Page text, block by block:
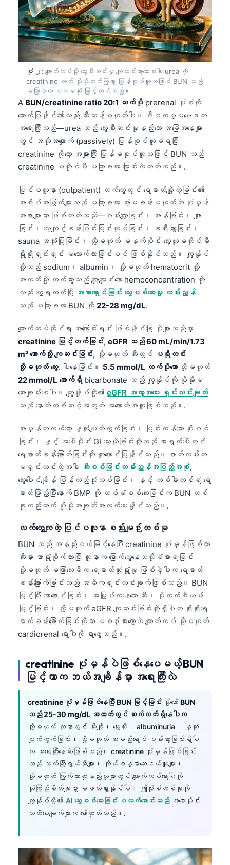
ပုံ ၂: ကျောက်ကပ်သို့ သွေးစီးဆင်းမှု ကျဆင်းသွားသောအခါ urea ကို
creatinine ထက် ပိုမိုတက်ကြွစွာ ပြန်စုပ်ယူသဖြင့် BUN သည်
မကြာခဏ ပထမဆုံး မြင့်တတ်သည်။.
A BUN/creatinine ratio 20:1 ထက်ပို prerenal ပုံစံကို
ထောက်ပြနိုင်သော်လည်း သီးသန့်မဟုတ်ပါ။ ဇီဝကမ္မဗေဒက
အရေးကြီးသည်—urea သည် သွေးစီးဆင်းမှုနည်းသော အခြေအနေများ
တွင် အလိုအလျောက် (passively) ပြန်စုပ်ယူခံရပြီး
creatinine ကိုတော့ အများကြီး ပြန်မစုပ်ယူသဖြင့် BUN သည်
creatinine မတိုင်မီ မကြာခဏ ပြောင်းလဲတတ်သည်။.
ပြင်ပလူနာ (outpatient) လက်တွေ့တွင် ရေဓာတ်ချို့တဲ့ခြင်း၏
အရိပ်အမြွက်များသည် မကြာခဏ အံ့မခန်းမဟုတ်ဘဲ ပုံမှန်
အရာများသာ ဖြစ်တတ်သည်—ဝမ်းလျှောခြင်း၊ အန်ခြင်း၊ ဖျား
ခြင်း၊ လေ့ကျင့်ခန်းပြင်းပြင်းလုပ်ခြင်း၊ ခရီးသွားခြင်း၊
sauna အသုံးပြုခြင်း၊ သို့မဟုတ် မနက်ပိုင်း သွေးယူမတိုင်မီ
ရိုးရိုးရှင်းရှင်း မသောက်ထားခြင်းပင် ဖြစ်နိုင်သည်။ ကျွန်ုပ်
တို့သည် sodium၊ albumin၊ သို့မဟုတ် hematocrit တို့
အထက်သို့ တက်သွားသည့် ပျော့ပျောင်းသော hemoconcentration ကို
လည်း တွေ့ရတတ်ပြီး အစာရှောင်ခြင်း သွေးစစ်ဆေးမှု လမ်းညွှန်
သည် မကြာခဏ BUN ကို 22-28 mg/dL.
ကျောက်ကပ်ဆိုင်ရာ အကြောင်းရင်း ဖြစ်နိုင်ခြေ ပိုများသည်မှာ
creatinine မြင့်တက်ခြင်း, eGFR သည် 60 mL/min/1.73
m² အောက်သို့ ကျဆင်းခြင်း, သို့မဟုတ် ဆီးတွင် ပရိုတင်း
သို့မဟုတ် သွေး. ပါနေခြင်း။ 5.5 mmol/L ထက်ပိုသောသို့မဟုတ်
22 mmol/L အောက်ရှိ bicarbonate သည် ကျွန်ုပ်ကို ပိုမိုမ
အေးချမ်းစေပါ။ ကျွန်ုပ်တို့၏ eGFR အကွာအဝေး ရှင်းလင်းချက်
သည် နောက်တစ်ဆင့်အတွက် အထောက်အကူဖြစ်သည်။.
အမှန်တကယ်တော့ နှလုံးပျက်ကွက်ခြင်း၊ ပြင်းထန်သော ပိုးဝင်
ခြင်း၊ နှင့် အပေါ်ပိုင်း GI သွေးယိုခြင်းတို့သည် စာရွက်ပေါ်တွင်
ရေဓာတ်ခန်းခြောက်ခြင်းကို တူယောင်ပြနိုင်သည်။ ဇာတ်လမ်းက
မရှင်းလင်းတဲ့အခါ ဆီးစစ်ခြင်းလမ်းညွှန်အပြည့်အစုံ,
သွေးပေါင်ချိန် ပြန်လည်သုံးသပ်ခြင်း၊ နှင့် တစ်ခါတစ်ရံ ရေ
ဓာတ်ဖြည့်ပြီးနောက် BMP ကို ထပ်မံစစ်ဆေးခြင်းက BUN တစ်
ခုတည်းထက် ပိုမိုအချက်အလက်ပေးနိုင်သည်။.
လက်တွေ့ကျတဲ့ ပြင်ပလူနာ စည်းမျဉ်းတစ်ခု
BUN သည် အနည်းငယ်မြင့်နေပြီး creatinine ပုံမှန်ဖြစ်ကာ
ဆီးမှာ အာရုံစိုက်ထားပြီး လူနာက ခြောက်သွေ့နေသလိုခံစားရခြင်း
သို့မဟုတ် မကြာသေးမီက ရေဓာတ်ဆုံးရှုံးမှု ဖြစ်ခဲ့ပါက ရေဓာတ်
ခန်းခြောက်ခြင်းသည် အဓိကရှင်းလင်းချက်ဖြစ်သည်။ BUN
မြင့်ပြီး ဖောရောင်ခြင်း၊ အမြှုပ်ထနေသော ဆီး၊ ပိုတက်စီယမ်
မြင့်ခြင်း၊ သို့မဟုတ် eGFR ကျဆင်းခြင်းတို့ရှိပါက ရိုးရိုးရေ
ဓာတ်ခန်းခြောက်ခြင်းကိုသာ မစဉ်းစားတော့ဘဲ ကျောက်ကပ် သို့မဟုတ်
cardiorenal ရောဂါကို ရှာဖွေသည်။.
creatinine ပုံမှန်ပဲဖြစ်နေပေမယ့် BUN
မြင့်တာက ဘယ်အချိန်မှာ အရေးကြီးလဲ
creatinine ပုံမှန်ဖြစ်နေပြီး BUN မြင့်ခြင်း သို့သော် BUN
သည် 25-30 mg/dL အထက်တွင် ဆက်လက်ရှိနေပါက
သို့မဟုတ် လူနာတွင် ဆီးချို၊ သွေးတိုး၊ albuminuria၊ နှလုံး
ပျက်ကွက်ခြင်း၊ သို့မဟုတ် အမည်းရောင် ဝမ်းသွားခြင်းရှိပါ
က အရေးကြီးနေဆဲဖြစ်သည်။ creatinine ပုံမှန်ဖြစ်ခြင်း
သည် သက်ကြီးရွယ်အိုများ၊ ကိုယ်ခန္ဓာသေးငယ်သူများ၊
သို့မဟုတ် ကြွက်သားထုနည်းသူများတွင် ကျောက်ကပ်ရောဂါကို
ယုံကြည်စိတ်ချစွာ မဖယ်ရှားနိုင်ပါ။ ဤပုံစံတစ်ခုကို
ကျွန်ုပ်တို့၏ AI သွေးစစ်ဆေးခြင်း ပလက်ဖောင်းသည်အစောပိုင်း
သတိပေးချက်များက ဖော်ထုတ်သည်။.